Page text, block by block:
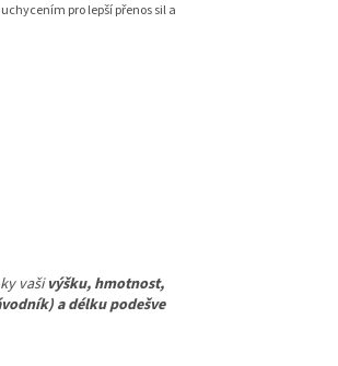
pro lepší přenos sil a
vašivýšku, hmotnost,
a délku podešve